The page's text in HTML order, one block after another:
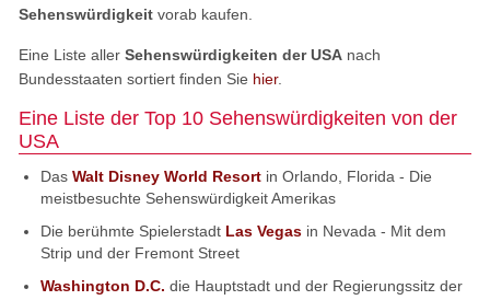
Sehenswürdigkeitvorab kaufen.
Eine Liste aller Sehenswürdigkeiten der USAnach
Bundesstaaten sortiert finden Sie hier.
Eine Liste der Top 10 Sehenswürdigkeiten von der
USA
Das Walt Disney World Resortin Orlando, Florida - Die
meistbesuchte Sehenswürdigkeit Amerikas
Die berühmte Spielerstadt Las Vegasin Nevada - Mit dem
Strip und der Fremont Street
Washington D.C. die Hauptstadt und der Regierungssitz der